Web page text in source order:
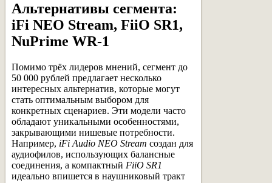
Альтернативы сегмента:
iFi NEO Stream, FiiO SR1,
NuPrime WR-1
Помимо трёх лидеров мнений, сегмент до
50 000 рублей предлагает несколько
интересных альтернатив, которые могут
стать оптимальным выбором для
конкретных сценариев. Эти модели часто
обладают уникальными особенностями,
закрывающими нишевые потребности.
Например, iFi Audio NEO Stream создан для
аудиофилов, использующих балансные
соединения, а компактный FiiO SR1
идеально впишется в наушниковый тракт